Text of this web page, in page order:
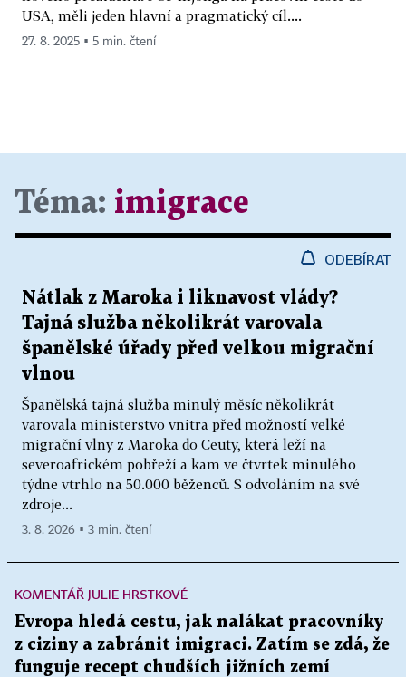
USA, měli jeden hlavní a pragmatický cíl....
27. 8. 2025 ▪ 5 min. čtení
Téma: imigrace
ODEBÍRAT
Nátlak z Maroka i liknavost vlády?
Tajná služba několikrát varovala
španělské úřady před velkou migrační
vlnou
Španělská tajná služba minulý měsíc několikrát
varovala ministerstvo vnitra před možností velké
migrační vlny z Maroka do Ceuty, která leží na
severoafrickém pobřeží a kam ve čtvrtek minulého
týdne vtrhlo na 50.000 běženců. S odvoláním na své
zdroje...
3. 8. 2026 ▪ 3 min. čtení
KOMENTÁŘ JULIE HRSTKOVÉ
Evropa hledá cestu, jak nalákat pracovníky
z ciziny a zabránit imigraci. Zatím se zdá, že
funguje recept chudších jižních zemí